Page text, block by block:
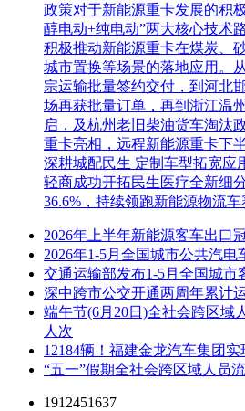
政策对于新能源重卡发展的积
醇电动+纯电动”两大核心技术
积极推动新能源重卡在煤炭、
城市置换等场景的落地应用。
宗运输批量签约交付，到河北
场再获批量订单，再到浙江温
启，及杭州老旧柴油货车淘汰
重卡亮相，远程新能源重卡下
深耕城配民生 定制车型拓宽应
轻商成功开拓民生医疗全新细
36.6%，持续领跑新能源物流车
2026年上半年新能源客车出口
2026年1-5月全国城市公共汽电
交通运输部发布1-5月全国城市
深中跨市公交开通两周年累计
端午节(6月20日)全社会跨区域
人次
12184辆！福建金龙汽车集团
“五一”假期全社会跨区域人员
1912451637